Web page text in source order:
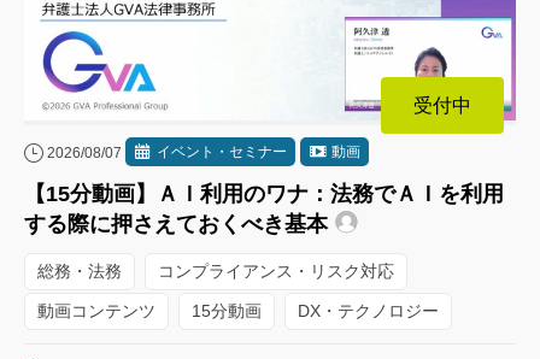
受付中
2026/08/07 イベント・セミナー 動画
【15分動画】ＡＩ利用のワナ：法務でＡＩを利用
する際に押さえておくべき基本
総務・法務 コンプライアンス・リスク対応
動画コンテンツ 15分動画 DX・テクノロジー